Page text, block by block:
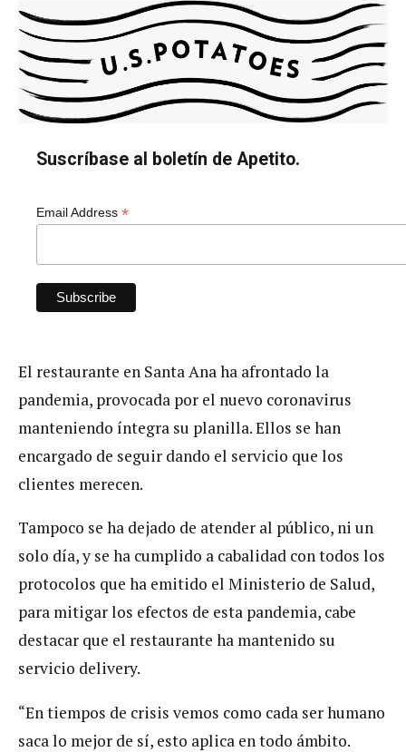
Suscríbase al boletín de Apetito.
Email Address *
El restaurante en Santa Ana ha afrontado la
pandemia, provocada por el nuevo coronavirus
manteniendo íntegra su planilla. Ellos se han
encargado de seguir dando el servicio que los
clientes merecen.
Tampoco se ha dejado de atender al público, ni un
solo día, y se ha cumplido a cabalidad con todos los
protocolos que ha emitido el Ministerio de Salud,
para mitigar los efectos de esta pandemia, cabe
destacar que el restaurante ha mantenido su
servicio delivery.
“En tiempos de crisis vemos como cada ser humano
saca lo mejor de sí, esto aplica en todo ámbito.